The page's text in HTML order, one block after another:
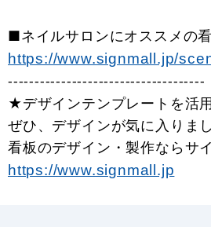
■ネイルサロンにオススメの
https://www.signmall.jp/
-------------------------------------
★デザインテンプレートを活
ぜひ、デザインが気に入りま
看板のデザイン・製作ならサ
https://www.signmall.jp